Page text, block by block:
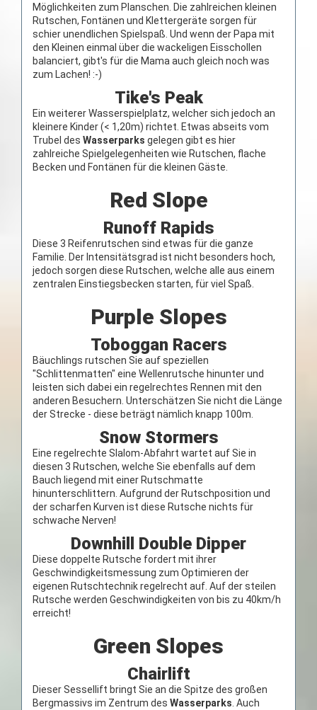
Möglichkeiten zum Planschen. Die zahlreichen kleinen
Rutschen, Fontänen und Klettergeräte sorgen für
schier unendlichen Spielspaß. Und wenn der Papa mit
den Kleinen einmal über die wackeligen Eisschollen
balanciert, gibt's für die Mama auch gleich noch was
zum Lachen! :-)
Tike's Peak
Ein weiterer Wasserspielplatz, welcher sich jedoch an
kleinere Kinder (< 1,20m) richtet. Etwas abseits vom
Trubel des Wasserparks gelegen gibt es hier
zahlreiche Spielgelegenheiten wie Rutschen, flache
Becken und Fontänen für die kleinen Gäste.
Red Slope
Runoff Rapids
Diese 3 Reifenrutschen sind etwas für die ganze
Familie. Der Intensitätsgrad ist nicht besonders hoch,
jedoch sorgen diese Rutschen, welche alle aus einem
zentralen Einstiegsbecken starten, für viel Spaß.
Purple Slopes
Toboggan Racers
Bäuchlings rutschen Sie auf speziellen
"Schlittenmatten" eine Wellenrutsche hinunter und
leisten sich dabei ein regelrechtes Rennen mit den
anderen Besuchern. Unterschätzen Sie nicht die Länge
der Strecke - diese beträgt nämlich knapp 100m.
Snow Stormers
Eine regelrechte Slalom-Abfahrt wartet auf Sie in
diesen 3 Rutschen, welche Sie ebenfalls auf dem
Bauch liegend mit einer Rutschmatte
hinunterschlittern. Aufgrund der Rutschposition und
der scharfen Kurven ist diese Rutsche nichts für
schwache Nerven!
Downhill Double Dipper
Diese doppelte Rutsche fordert mit ihrer
Geschwindigkeitsmessung zum Optimieren der
eigenen Rutschtechnik regelrecht auf. Auf der steilen
Rutsche werden Geschwindigkeiten von bis zu 40km/h
erreicht!
Green Slopes
Chairlift
Dieser Sessellift bringt Sie an die Spitze des großen
Bergmassivs im Zentrum des Wasserparks . Auch